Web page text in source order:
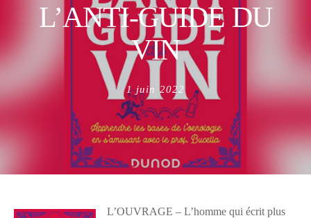
L’ANTI-GUIDE DU
VIN
Posted
on
1 juin 2022
L’OUVRAGE – L’homme qui écrit plus